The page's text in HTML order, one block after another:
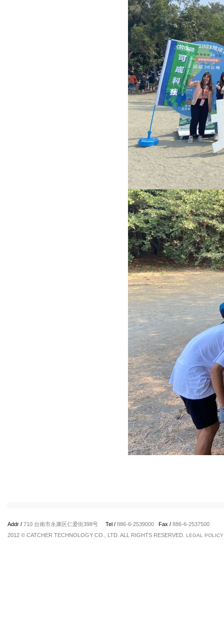
Addr / 710 台南市永康区仁爱街398号 Tel / 886-6-2539000 Fax / 886-6-2537500
2012 © CATCHER TECHNOLOGY CO., LTD. ALL RIGHTS RESERVED.
LEGAL POLICY